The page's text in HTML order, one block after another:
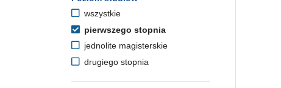
wszystkie
pierwszego stopnia
jednolite magisterskie
drugiego stopnia